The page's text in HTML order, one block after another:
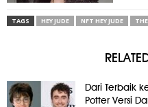
TAGS HEY JUDE NFT HEY JUDE
Dari Terbaik
Potter Versi